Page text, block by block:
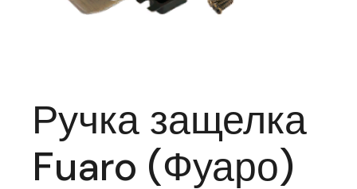
Ручка защелка
Fuaro (Фуаро)